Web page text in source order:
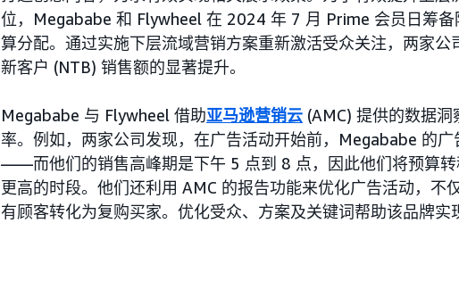
位，Megababe 和 Flywheel 在 2024 年 7 月 Prime 会员日筹
算分配。通过实施下层流域营销方案重新激活受众关注，两家
新客户 (NTB) 销售额的显著提升。
Megababe 与 Flywheel 借助亚马逊营销云 (AMC) 提供的数据
率。例如，两家公司发现，在广告活动开始前，Megababe 的
——而他们的销售高峰期是下午 5 点到 8 点，因此他们将预算
更高的时段。他们还利用 AMC 的报告功能来优化广告活动，不
有顾客转化为复购买家。优化受众、方案及关键词帮助该品牌实